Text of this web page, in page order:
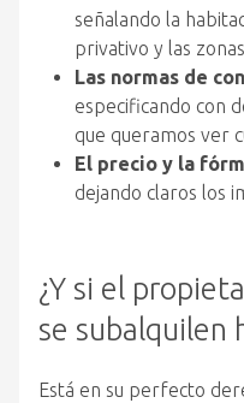
señalando la
privativo y las
Las normas de
especificando con
que queramos ver
El precio y la
dejando claros los
¿Y si el
se subalquilen
Está en su perfecto